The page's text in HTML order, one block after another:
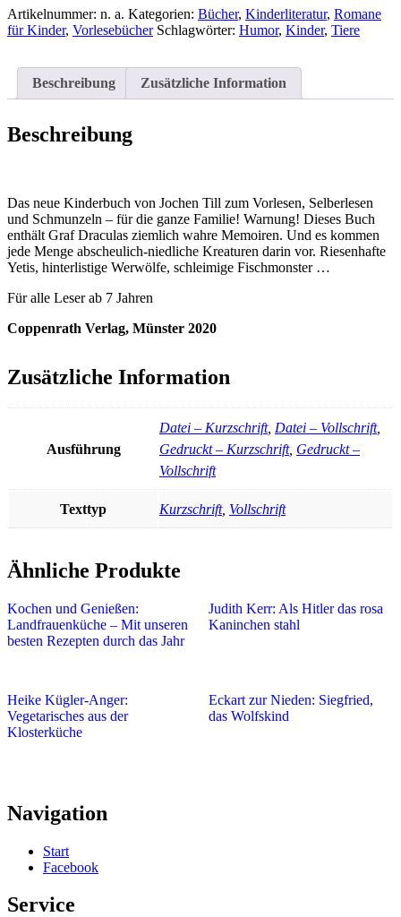
Monstrum:
Vorsicht,
Artikelnummer: n. a. Kategorien: Bücher, Kinderliteratur, Romane
für Kinder, Vorlesebücher Schlagwörter: Humor, Kinder, Tiere
Beschreibung Zusätzliche Information
Beschreibung
Das neue Kinderbuch von Jochen Till zum Vorlesen, Selberlesen
und Schmunzeln – für die ganze Familie! Warnung! Dieses Buch
enthält Graf Draculas ziemlich wahre Memoiren. Und es kommen
jede Menge abscheulich-niedliche Kreaturen darin vor. Riesenhafte
Yetis, hinterlistige Werwölfe, schleimige Fischmonster …
Für alle Leser ab 7 Jahren
Coppenrath Verlag, Münster 2020
Zusätzliche Information
Ausführung
Datei – Kurzschrift, Datei – Vollschrift,
Gedruckt – Kurzschrift, Gedruckt –
Vollschrift
Texttyp Kurzschrift, Vollschrift
Ähnliche Produkte
Kochen und Genießen:
Landfrauenküche – Mit unseren
besten Rezepten durch das Jahr
Judith Kerr: Als Hitler das rosa
Kaninchen stahl
Heike Kügler-Anger:
Vegetarisches aus der
Klosterküche
Eckart zur Nieden: Siegfried,
das Wolfskind
Navigation
Start
Facebook
Service